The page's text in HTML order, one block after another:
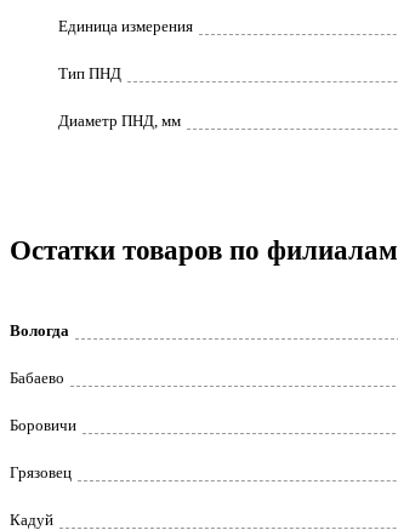
Единица измерения
Тип ПНД
Диаметр ПНД, мм
Остатки товаров по филиалам
Вологда
Бабаево
Боровичи
Грязовец
Кадуй